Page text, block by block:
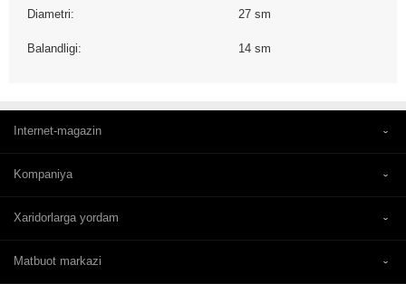
Diametri: 27 sm
Balandligi: 14 sm
Internet-magazin
Kompaniya
Xaridorlarga yordam
Matbuot markazi